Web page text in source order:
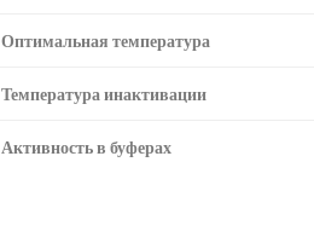
Оптимальная температура
Температура инактивации
Активность в буферах